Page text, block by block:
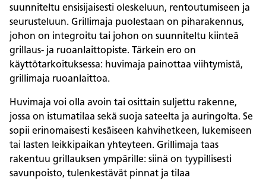
suunniteltu ensisijaisesti oleskeluun, rentoutumiseen ja
seurusteluun. Grillimaja puolestaan on piharakennus,
johon on integroitu tai johon on suunniteltu kiinteä
grillaus- ja ruoanlaittopiste. Tärkein ero on
käyttötarkoituksessa: huvimaja painottaa viihtymistä,
grillimaja ruoanlaittoa.
Huvimaja voi olla avoin tai osittain suljettu rakenne,
jossa on istumatilaa sekä suoja sateelta ja auringolta. Se
sopii erinomaisesti kesäiseen kahvihetkeen, lukemiseen
tai lasten leikkipaikan yhteyteen. Grillimaja taas
rakentuu grillauksen ympärille: siinä on tyypillisesti
savunpoisto, tulenkestävät pinnat ja tilaa